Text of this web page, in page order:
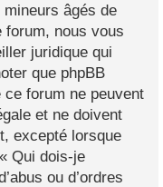
mineurs âgés de
nous vous
juridique qui
que phpBB
forum ne peuvent
et ne doivent
excepté lorsque
Qui dois-je
ou d’ordres